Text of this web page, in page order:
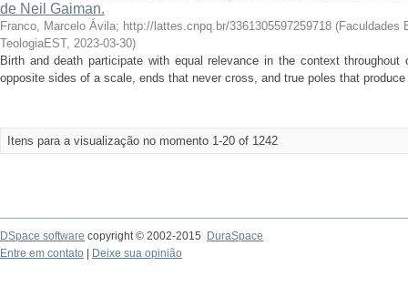
de Neil Gaiman.
Franco, Marcelo Ávila; http://lattes.cnpq.br/3361305597259718 (Faculdades
TeologiaEST, 2023-03-30)
Birth and death participate with equal relevance in the context
opposite sides of a scale, ends that never cross, and true poles that
Itens para a visualização no momento 1-20 of 1242
DSpace software copyright © 2002-2015
DuraSpace
Entre em contato
Deixe sua opinião